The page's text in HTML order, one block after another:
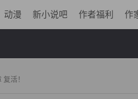
动漫 新小说吧 作者福利 作
活！